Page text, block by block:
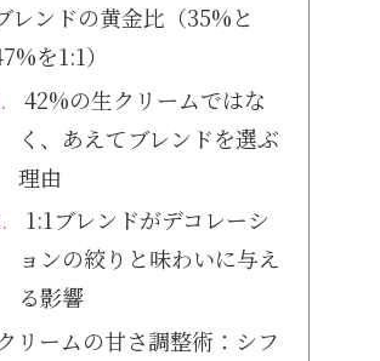
レンドの黄金比（35%と
を1:1）
42%の生クリームではな
く、あえてブレンドを選ぶ
理由
1:1ブレンドがデコレーシ
ョンの絞りと味わいに与え
る影響
リームの甘さ調整術：シフ